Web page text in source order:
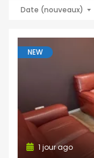
Date (nouveaux)
NEW
1 jour ago